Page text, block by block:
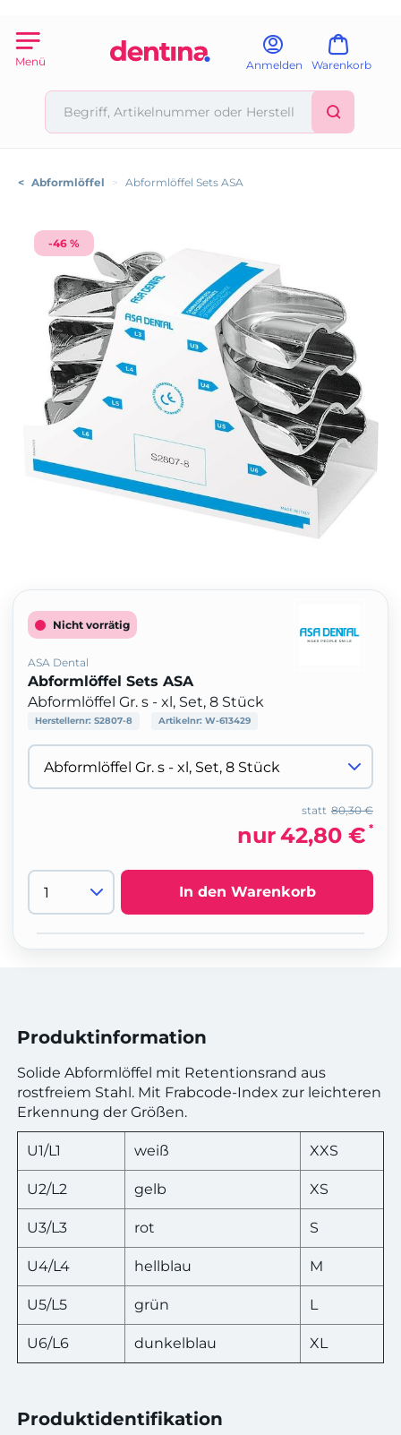
Menü Anmelden Warenkorb
< Abformlöffel > Abformlöffel Sets ASA
-46 %
Nicht vorrätig
ASA Dental
Abformlöffel Sets ASA
Abformlöffel Gr. s - xl, Set, 8 Stück
Herstellernr: S2807-8 Artikelnr: W-613429
80,30 €
statt
nur42,80 € *
In den Warenkorb
Produktinformation
Solide Abformlöffel mit Retentionsrand aus
rostfreiem Stahl. Mit Frabcode-Index zur leichteren
Erkennung der Größen.
U1/L1 weiß XXS
U2/L2 gelb XS
U3/L3 rot S
U4/L4 hellblau M
U5/L5 grün L
U6/L6 dunkelblau XL
Produktidentifikation